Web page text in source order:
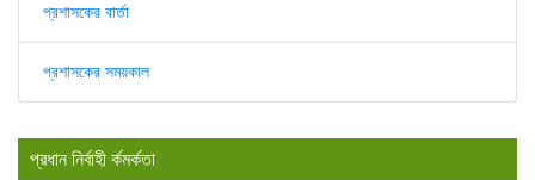
প্রশাসকের বার্তা
প্রশাসকের সময়কাল
প্রধান নির্বাহী র্কমর্কতা